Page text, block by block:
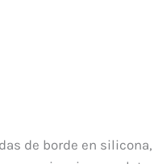
de borde en